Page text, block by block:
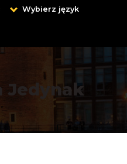
Wybierz język
Jedynak